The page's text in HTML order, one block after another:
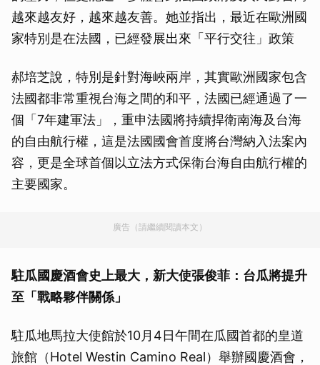
越來越友好，越來越友善。她並指出，最近在歐洲國
家特別是在法國，已經發展出來「平行交往」政策
郝培芝說，特別是針對海峽兩岸，其實歐洲國家包含
法國都非常重視台海之間的和平，法國已經通過了一
個「7年建軍法」，重申法國將持續捍衛南海及台海
的自由航行權，這是法國國會首度將台灣納入法案內
容，更是全球首個以立法方式保衛台海自由航行權的
主要國家。
廣告（請繼續閱讀本文）
駐瓜國慶酒會史上最大，新大使張俊菲：台瓜將提升
至「戰略夥伴關係」
駐瓜地馬拉大使館於10月4日午間在瓜國首都的皇道
旅館（Hotel Westin Camino Real）舉辦國慶酒會，